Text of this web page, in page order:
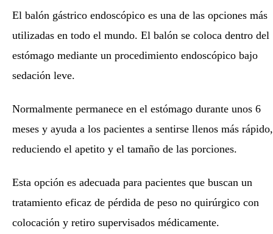
El balón gástrico endoscópico es una de las opciones más
utilizadas en todo el mundo. El balón se coloca dentro del
estómago mediante un procedimiento endoscópico bajo
sedación leve.
Normalmente permanece en el estómago durante unos 6
meses y ayuda a los pacientes a sentirse llenos más rápido,
reduciendo el apetito y el tamaño de las porciones.
Esta opción es adecuada para pacientes que buscan un
tratamiento eficaz de pérdida de peso no quirúrgico con
colocación y retiro supervisados médicamente.